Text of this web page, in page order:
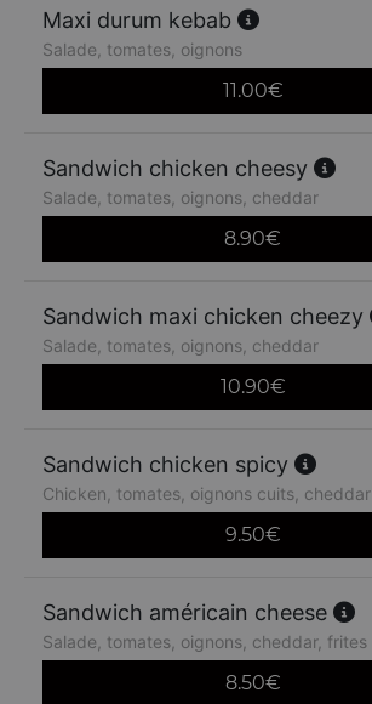
Maxi durum kebab
Salade, tomates, oignons
11.00€
Sandwich chicken cheesy
Salade, tomates, oignons, cheddar
8.90€
Sandwich maxi chicken cheezy
Salade, tomates, oignons, cheddar
10.90€
Sandwich chicken spicy
Chicken, tomates, oignons cuits, cheddar
9.50€
Sandwich américain cheese
Salade, tomates, oignons, cheddar, frites
8.50€